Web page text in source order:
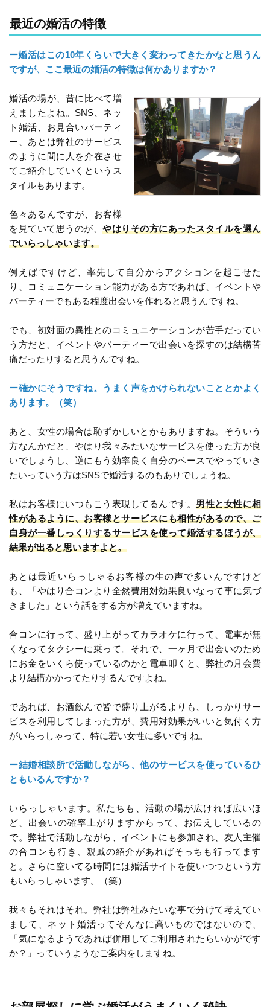
最近の婚活の特徴
ー婚活はこの10年くらいで大きく変わってきたかなと思うん
ですが、ここ最近の婚活の特徴は何かありますか？
婚活の場が、昔に比べて増
えましたよね。SNS、ネッ
ト婚活、お見合いパーティ
ー、あとは弊社のサービス
のように間に人を介在させ
てご紹介していくというス
タイルもあります。
色々あるんですが、お客様
を見ていて思うのが、 やはりその方にあったスタイルを選ん
でいらっしゃいます。
例えばですけど、率先して自分からアクションを起こせた
り、コミュニケーション能力がある方であれば、イベントや
パーティーでもある程度出会いを作れると思うんですね。
でも、初対面の異性とのコミュニケーションが苦手だってい
う方だと、イベントやパーティーで出会いを探すのは結構苦
痛だったりすると思うんですね。
ー確かにそうですね。うまく声をかけられないこととかよく
あります。（笑）
あと、女性の場合は恥ずかしいとかもありますね。そういう
方なんかだと、やはり我々みたいなサービスを使った方が良
いでしょうし、逆にもう効率良く自分のペースでやっていき
たいっていう方はSNSで婚活するのもありでしょうね。
私はお客様にいつもこう表現してるんです。 男性と女性に相
性があるように、お客様とサービスにも相性があるので、ご
自身が一番しっくりするサービスを使って婚活するほうが、
結果が出ると思いますよと。
あとは最近いらっしゃるお客様の生の声で多いんですけど
も、「やはり合コンより全然費用対効果良いなって事に気づ
きました」という話をする方が増えていますね。
合コンに行って、盛り上がってカラオケに行って、電車が無
くなってタクシーに乗って。それで、一ヶ月で出会いのため
にお金をいくら使っているのかと電卓叩くと、弊社の月会費
より結構かかってたりするんですよね。
であれば、お酒飲んで皆で盛り上がるよりも、しっかりサー
ビスを利用してしまった方が、費用対効果がいいと気付く方
がいらっしゃって、特に若い女性に多いですね。
ー結婚相談所で活動しながら、他のサービスを使っているひ
ともいるんですか？
いらっしゃいます。私たちも、活動の場が広ければ広いほ
ど、出会いの確率上がりますからって、お伝えしているの
で。弊社で活動しながら、イベントにも参加され、友人主催
の合コンも行き、親戚の紹介があればそっちも行ってます
と。さらに空いてる時間には婚活サイトを使いつつという方
もいらっしゃいます。（笑）
我々もそれはそれ。弊社は弊社みたいな事で分けて考えてい
まして、ネット婚活ってそんなに高いものではないので、
「気になるようであれば併用してご利用されたらいかがです
か？」っていうようなご案内をしますね。